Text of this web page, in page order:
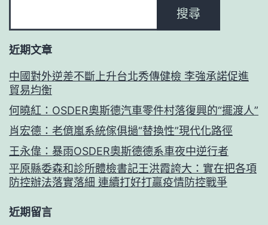
搜尋
近期文章
中國對外逆差不斷上升台北秀傳健檢 李強承諾促進
貿易均衡
何曉紅：OSDER奧斯德汽車零件村落復興的“擺渡人”
肖宏德：老億嵐系統傢俱撾“替換性”現代化路徑
王永偉：暴雨OSDER奧斯德德系車夜中逆行者
平原縣委森和診所體檢書記王洪霞誇大：實在把各項
防控辦法落實落細 連續打好打贏疫情防控戰爭
近期留言